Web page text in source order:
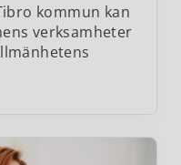
kommun kan
verksamheter